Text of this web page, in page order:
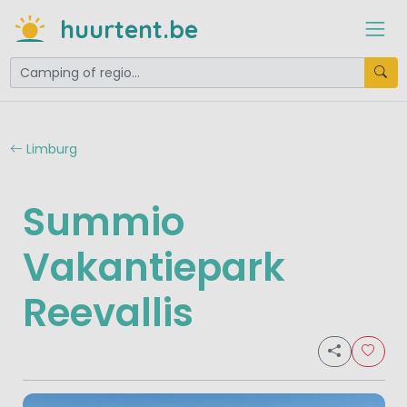
huurtent.be
Limburg
Summio
Vakantiepark
Reevallis